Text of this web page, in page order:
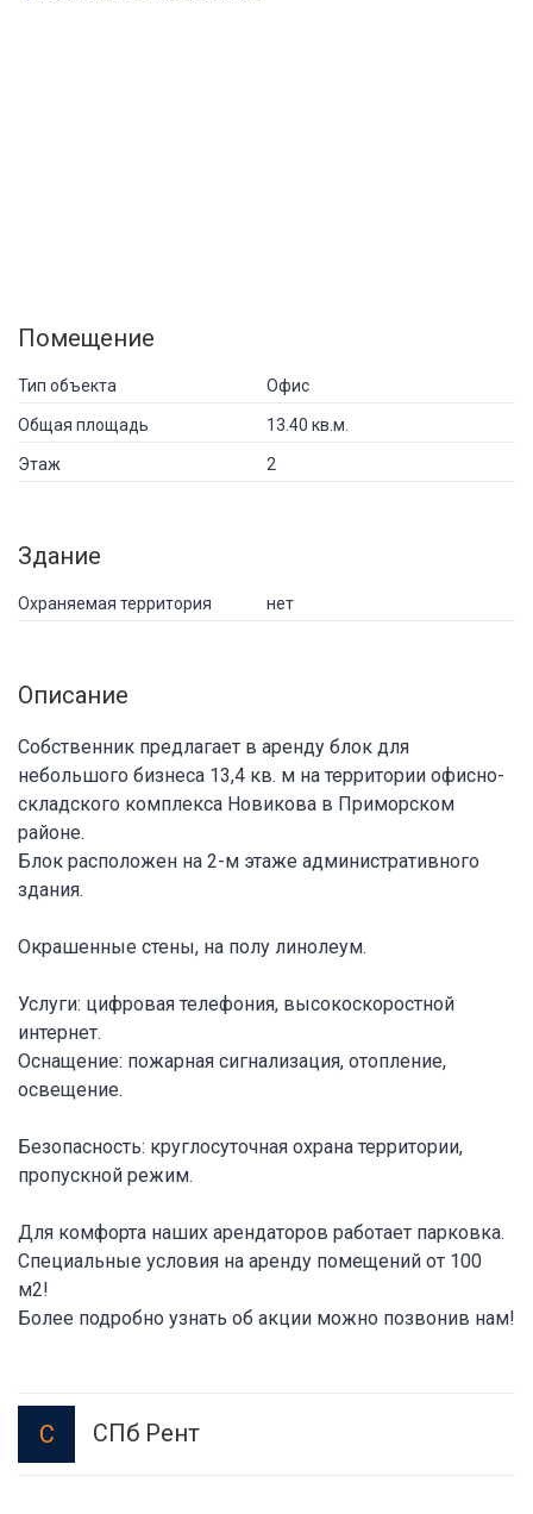
Помещение
Тип объекта Офис
Общая площадь 13.40 кв.м.
Этаж 2
Здание
Охраняемая территория нет
Описание
Собственник предлагает в аренду блок для
небольшого бизнеса 13,4 кв. м на территории офисно-
складского комплекса Новикова в Приморском
районе.
Блок расположен на 2-м этаже административного
здания.
Окрашенные стены, на полу линолеум.
Услуги: цифровая телефония, высокоскоростной
интернет.
Оснащение: пожарная сигнализация, отопление,
освещение.
Безопасность: круглосуточная охрана территории,
пропускной режим.
Для комфорта наших арендаторов работает парковка.
Специальные условия на аренду помещений от 100
м2!
Более подробно узнать об акции можно позвонив нам!
С СПб Рент